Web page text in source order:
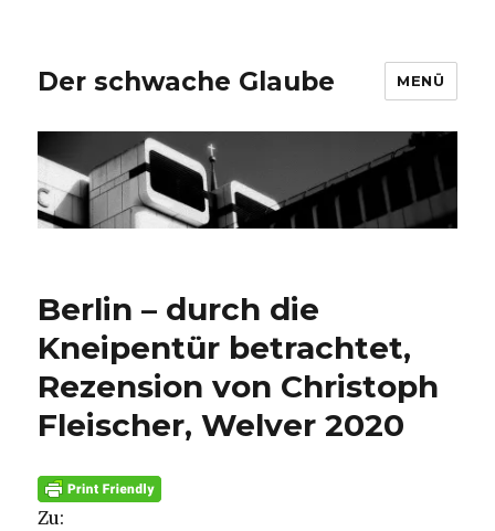
Der schwache Glaube MENÜ
Berlin – durch die
Kneipentür betrachtet,
Rezension von Christoph
Fleischer, Welver 2020
Zu: